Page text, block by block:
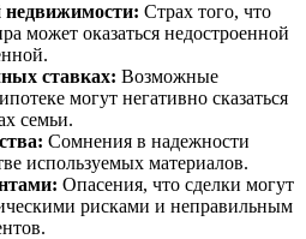
недвижимости: Страх того, что
может оказаться недостроенной
ставках: Возможные
могут негативно сказаться
семьи.
Сомнения в надежности
используемых материалов.
Опасения, что сделки могут
рисками и неправильным